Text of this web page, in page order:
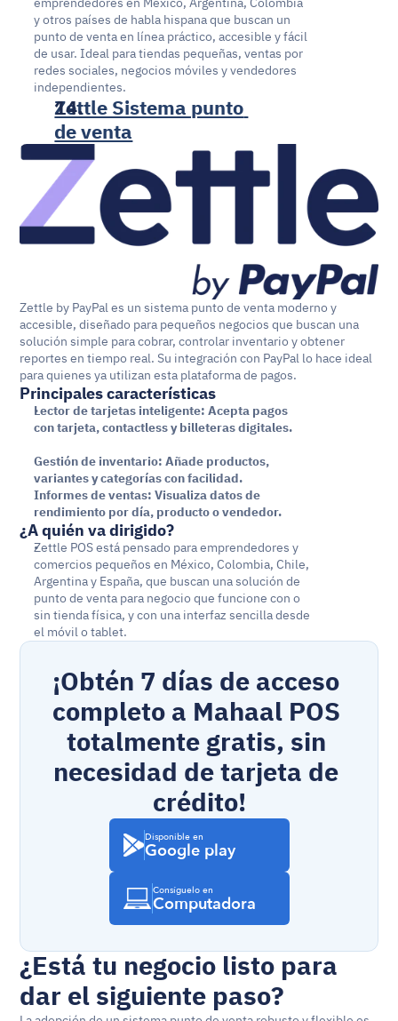
y otros países de habla hispana que buscan un
punto de venta en línea práctico, accesible y fácil
de usar. Ideal para tiendas pequeñas, ventas por
redes sociales, negocios móviles y vendedores
independientes.
Zettle Sistema punto
de venta
Zettle by PayPal es un sistema punto de venta moderno y
accesible, diseñado para pequeños negocios que buscan una
solución simple para cobrar, controlar inventario y obtener
reportes en tiempo real. Su integración con PayPal lo hace ideal
para quienes ya utilizan esta plataforma de pagos.
Principales características
Lector de tarjetas inteligente: Acepta pagos
con tarjeta, contactless y billeteras digitales.
Gestión de inventario: Añade productos,
variantes y categorías con facilidad.
Informes de ventas: Visualiza datos de
rendimiento por día, producto o vendedor.
¿A quién va dirigido?
Zettle POS está pensado para emprendedores y
comercios pequeños en México, Colombia, Chile,
Argentina y España, que buscan una solución de
punto de venta para negocio que funcione con o
sin tienda física, y con una interfaz sencilla desde
el móvil o tablet.
¡Obtén 7 días de acceso
completo a Mahaal POS
totalmente gratis, sin
necesidad de tarjeta de
crédito!
Disponible en
Google play
Consíguelo en
Computadora
¿Está tu negocio listo para
dar el siguiente paso?